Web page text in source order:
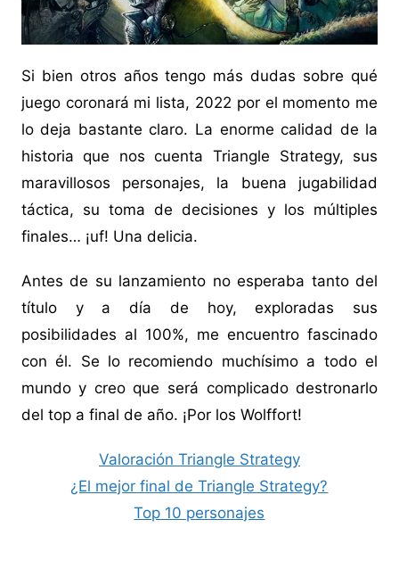
Si bien otros años tengo más dudas sobre qué
juego coronará mi lista, 2022 por el momento me
lo deja bastante claro. La enorme calidad de la
historia que nos cuenta Triangle Strategy, sus
maravillosos personajes, la buena jugabilidad
táctica, su toma de decisiones y los múltiples
finales… ¡uf! Una delicia.
Antes de su lanzamiento no esperaba tanto del
título y a día de hoy, exploradas sus
posibilidades al 100%, me encuentro fascinado
con él. Se lo recomiendo muchísimo a todo el
mundo y creo que será complicado destronarlo
del top a final de año. ¡Por los Wolffort!
Valoración Triangle Strategy
¿El mejor final de Triangle Strategy?
Top 10 personajes